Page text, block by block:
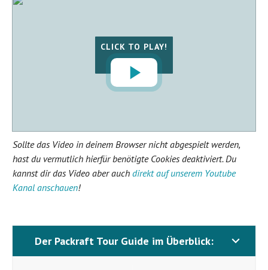
CLICK TO PLAY!
Sollte das Video in deinem Browser nicht abgespielt werden,
hast du vermutlich hierfür benötigte Cookies deaktiviert. Du
kannst dir das Video aber auch direkt auf unserem Youtube
Kanal anschauen!
Der Packraft Tour Guide im Überblick: